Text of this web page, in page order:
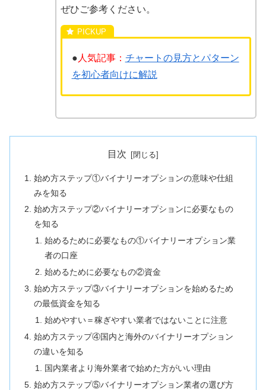
ぜひご参考ください。
● 人気記事： チャートの見方とパターン
を初心者向けに解説
目次
始め方ステップ①バイナリーオプションの意味や仕組
みを知る
始め方ステップ②バイナリーオプションに必要なもの
を知る
始めるために必要なもの①バイナリーオプション業
者の口座
始めるために必要なもの②資金
始め方ステップ③バイナリーオプションを始めるため
の最低資金を知る
始めやすい＝稼ぎやすい業者ではないことに注意
始め方ステップ④国内と海外のバイナリーオプション
の違いを知る
国内業者より海外業者で始めた方がいい理由
始め方ステップ⑤バイナリーオプション業者の選び方